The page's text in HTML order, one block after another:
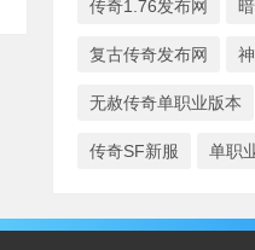
传奇1.76发布网
复古传奇发布网
无赦传奇单职业版本
传奇SF新服 单职